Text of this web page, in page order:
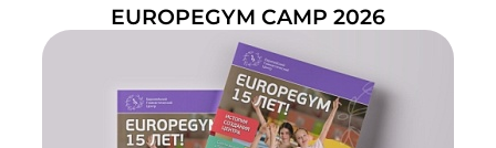
EUROPEGYM CAMP 2026